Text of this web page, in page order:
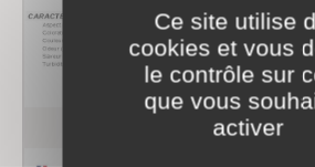
Ce site utilise
cookies et vous
le contrôle sur
que vous
activer